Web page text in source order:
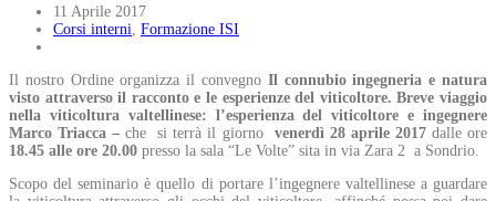
11 Aprile 2017
Corsi interni Formazione ISI
Il nostro Ordine organizza il convegno Il connubio ingegneria e natura
visto attraverso il racconto e le esperienze del viticoltore.Breve viaggio
nella viticoltura valtellinese: l’esperienza del viticoltore e ingegnere
Marco Triacca –che si terrà il giorno venerdì 28 aprile 2017dalle ore
18.45 alle ore 20.00 presso la sala “Le Volte” sita in via Zara 2 a Sondrio.
Scopo del seminario è quello di portare l’ingegnere valtellinese a guardare